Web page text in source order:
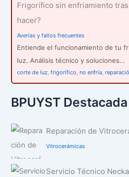
Frigorífico sin enfriamiento
hacer?
Averías y fallos frecuentes
Entiende el funcionamiento de tu
luz. Análisis técnico y soluciones…
corte de luz,frigorífico,no enfría,
BPUYST Destacada
Reparación de
Vitrocerámicas
Servicio Técnico